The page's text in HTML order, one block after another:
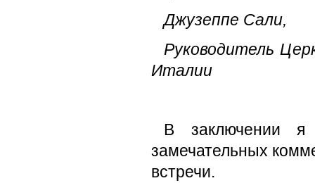
Джузеппе Сали,
Руководитель
Италии
В заключении я
замечательных
встречи.